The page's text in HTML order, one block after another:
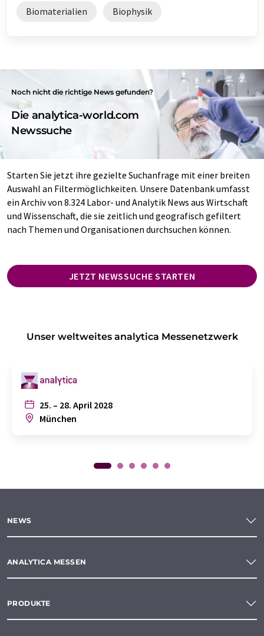
Biomaterialien Biophysik
Noch nicht die richtige News gefunden?
Die analytica-world.com
Newssuche
Starten Sie jetzt ihre gezielte Suchanfrage mit einer breiten
Auswahl an Filtermöglichkeiten. Unsere Datenbank umfasst
ein Archiv von 8.324 Labor- und Analytik News aus Wirtschaft
und Wissenschaft, die sie zeitlich und geografisch gefiltert
nach Themen und Organisationen durchsuchen können.
JETZT NEWSSUCHE STARTEN
Unser weltweites analytica Messenetzwerk
25. – 28. April 2028
München
NEWS
ANALYTICA MESSEN
PRODUKTE